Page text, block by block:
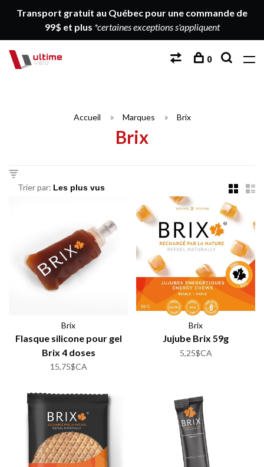
Transport gratuit au Québec pour une commande de
99$ et plus *certaines exceptions s'appliquent
0
Accueil Marques Brix
Brix
Trier par:
Brix
Flasque silicone pour gel
Brix 4 doses
15,75$CA
Brix
Jujube Brix 59g
5,25$CA